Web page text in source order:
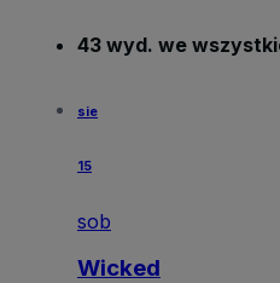
43 wyd. we
sie
15
sob
Wicked